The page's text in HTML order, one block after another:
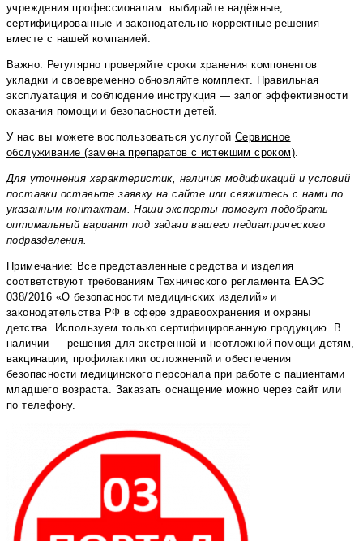
учреждения профессионалам: выбирайте надёжные,
сертифицированные и законодательно корректные решения
вместе с нашей компанией.
Важно: Регулярно проверяйте сроки хранения компонентов
укладки и своевременно обновляйте комплект. Правильная
эксплуатация и соблюдение инструкция — залог эффективности
оказания помощи и безопасности детей.
У нас вы можете воспользоваться услугой Сервисное
обслуживание (замена препаратов с истекшим сроком)
Для уточнения характеристик, наличия модификаций и условий
поставки оставьте заявку на сайте или свяжитесь с нами по
указанным контактам. Наши эксперты помогут подобрать
оптимальный вариант под задачи вашего педиатрического
подразделения.
Примечание: Все представленные средства и изделия
соответствуют требованиям Технического регламента ЕАЭС
038/2016 «О безопасности медицинских изделий» и
законодательства РФ в сфере здравоохранения и охраны
детства. Используем только сертифицированную продукцию. В
наличии — решения для экстренной и неотложной помощи детям,
вакцинации, профилактики осложнений и обеспечения
безопасности медицинского персонала при работе с пациентами
младшего возраста. Заказать оснащение можно через сайт или
по телефону.